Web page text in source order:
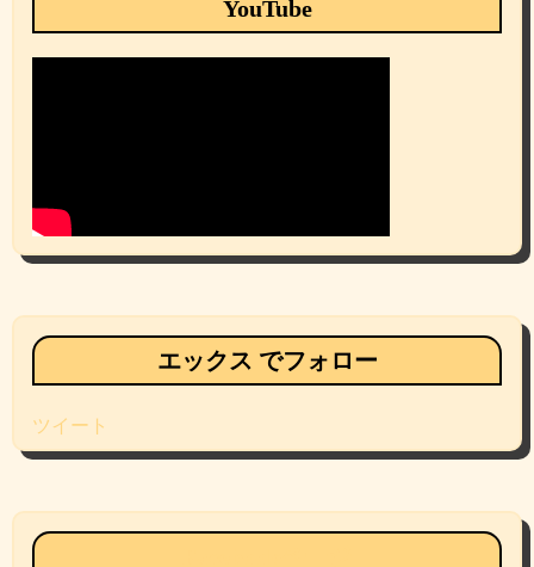
YouTube
エックス でフォロー
ツイート